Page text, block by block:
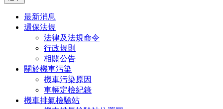
最新消息
環保法規
法律及法規命令
行政規則
相關公告
關於機車污染
機車污染原因
車輛定檢紀錄
機車排氣檢驗站